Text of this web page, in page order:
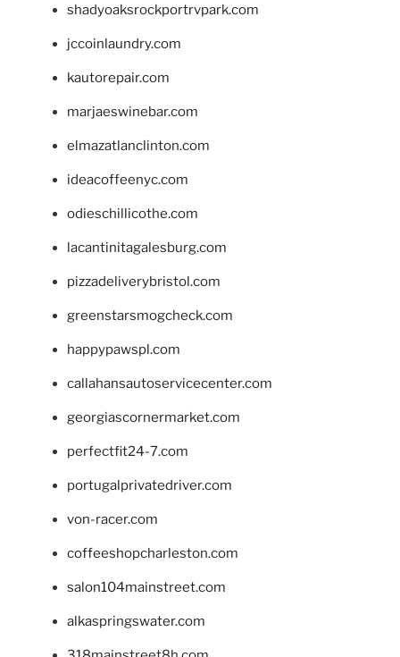
shadyoaksrockportrvpark.com
jccoinlaundry.com
kautorepair.com
marjaeswinebar.com
elmazatlanclinton.com
ideacoffeenyc.com
odieschillicothe.com
lacantinitagalesburg.com
pizzadeliverybristol.com
greenstarsmogcheck.com
happypawspl.com
callahansautoservicecenter.com
georgiascornermarket.com
perfectfit24-7.com
portugalprivatedriver.com
von-racer.com
coffeeshopcharleston.com
salon104mainstreet.com
alkaspringswater.com